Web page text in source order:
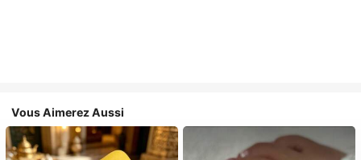
Vous Aimerez Aussi